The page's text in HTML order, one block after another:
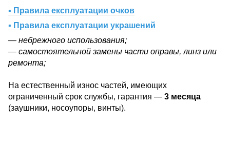
▪ Правила експлуатации очков
▪ Правила експлуатации украшений
— небрежного использования;
— самостоятельной замены части оправы, линз или
ремонта;
На естественный износ частей, имеющих
ограниченный срок службы, гарантия — 3 месяца
(заушники, носоупоры, винты).